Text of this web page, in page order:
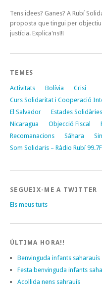
Tens idees? Ganes? A Rubí
proposta que tingui per
justícia. Explica'ns!!!
TEMES
Activitats Bolívia
Crisi
Curs Solidaritat i Cooperació
El Salvador
Estades Solidàries
Nicaragua
Objecció Fiscal
Recomanacions
Sáhara
Som Solidaris – Ràdio Rubí
SEGUEIX-ME A TWITTER
Els meus tuits
ÚLTIMA HORA!!
Benvinguda infants saharauís
Festa benvinguda infants
Acollida nens sahrauís